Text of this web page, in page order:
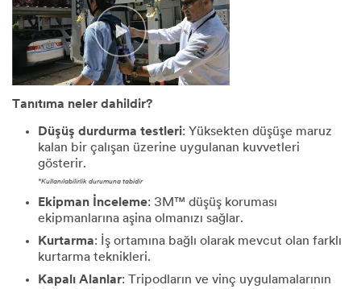
Tanıtıma neler dahildir?
Düşüş durdurma testleri: Yüksekten düşüşe maruz
kalan bir çalışan üzerine uygulanan kuvvetleri
gösterir.
*Kullanılabilirlik durumuna tabidir
Ekipman İnceleme: 3M™ düşüş koruması
ekipmanlarına aşina olmanızı sağlar.
Kurtarma: İş ortamına bağlı olarak mevcut olan farklı
kurtarma teknikleri.
Kapalı Alanlar: Tripodların ve vinç uygulamalarının